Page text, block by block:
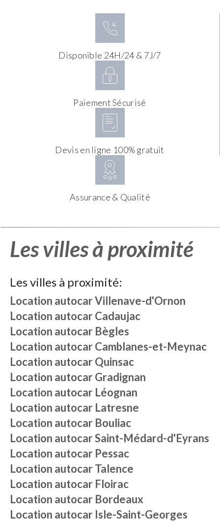
Disponible 24H/24 & 7J/7
Paiement Sécurisé
Devis en ligne 100% gratuit
Assurance & Qualité
Les villes à proximité
Les villes à proximité:
Location autocarVillenave-d'Ornon
Location autocarCadaujac
Location autocar Bègles
Location autocarCamblanes-et-Meynac
Location autocarQuinsac
Location autocarGradignan
Location autocar Léognan
Location autocar Latresne
Location autocar Bouliac
Location autocarSaint-Médard-d'Eyrans
Location autocar Pessac
Location autocarTalence
Location autocar Floirac
Location autocar Bordeaux
Location autocar Isle-Saint-Georges